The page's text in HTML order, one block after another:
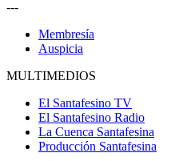
---
Membresía
Auspicia
MULTIMEDIOS
El Santafesino TV
El Santafesino Radio
La Cuenca Santafesina
Producción Santafesina